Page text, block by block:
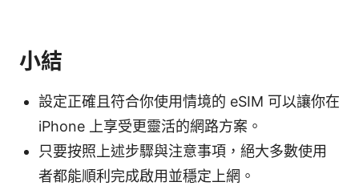
小結
設定正確且符合你使用情境的 eSIM 可以讓你在
iPhone 上享受更靈活的網路方案。
只要按照上述步驟與注意事項，絕大多數使用
者都能順利完成啟用並穩定上網。